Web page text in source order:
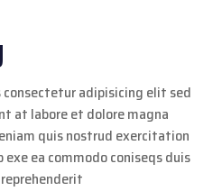
adipisicing elit sed
at labore et dolore magna
quis nostrud exercitation
ea commodo coniseqs duis